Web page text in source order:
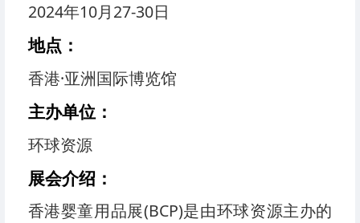
2024年10月27-30日
地点：
香港·亚洲国际博览馆
主办单位：
环球资源
展会介绍：
香港婴童用品展(BCP)是由环球资源主办的